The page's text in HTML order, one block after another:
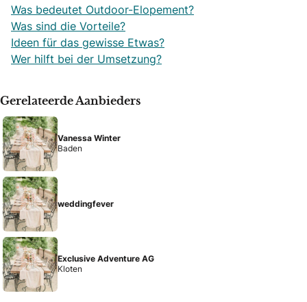
Was bedeutet Outdoor-Elopement?
Was sind die Vorteile?
Ideen für das gewisse Etwas?
Wer hilft bei der Umsetzung?
Gerelateerde Aanbieders
Vanessa Winter
Baden
weddingfever
Exclusive Adventure AG
Kloten